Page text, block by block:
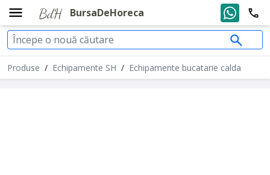
BursaDeHoreca
Produse / Echipamente SH / Echipamente bucatarie calda